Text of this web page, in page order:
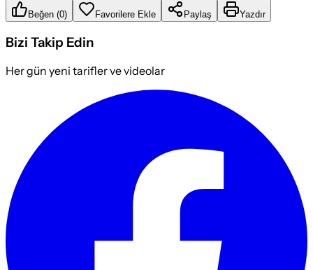
Beğen (0) Favorilere Ekle Paylaş Yazdır
Bizi Takip Edin
Her gün yeni tarifler ve videolar